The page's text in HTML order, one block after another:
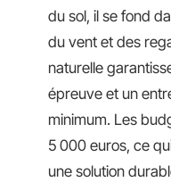
du sol, il se fond
du vent et des
naturelle
épreuve et un
minimum. Les
5 000 euros, ce
une solution